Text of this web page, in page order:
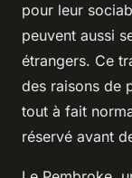
pour leur
peuvent aussi
étrangers. Ce
des raisons de
tout à fait
réservé avant